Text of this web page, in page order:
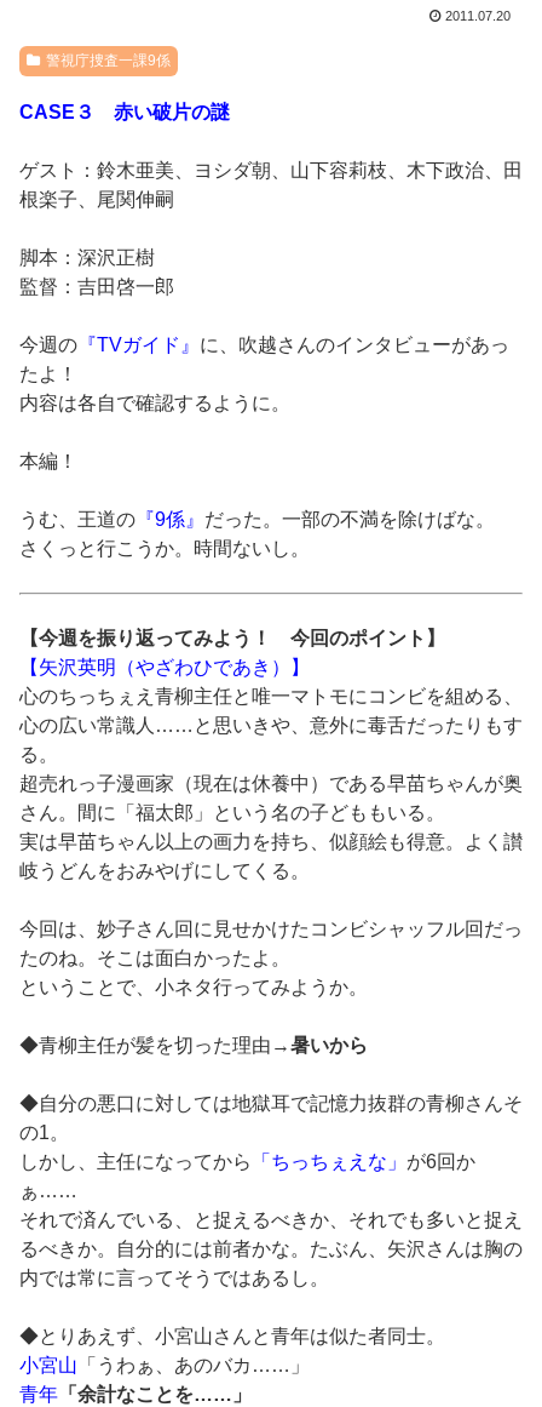
2011.07.20
警視庁捜査一課9係
CASE３ 赤い破片の謎
ゲスト：鈴木亜美、ヨシダ朝、山下容莉枝、木下政治、田
根楽子、尾関伸嗣
脚本：深沢正樹
監督：吉田啓一郎
今週の 『TVガイド』 に、吹越さんのインタビューがあっ
たよ！
内容は各自で確認するように。
本編！
うむ、王道の 『9係』 だった。一部の不満を除けばな。
さくっと行こうか。時間ないし。
【今週を振り返ってみよう！ 今回のポイント】
【矢沢英明（やざわひであき）】
心のちっちぇえ青柳主任と唯一マトモにコンビを組める、
心の広い常識人……と思いきや、意外に毒舌だったりもす
る。
超売れっ子漫画家（現在は休養中）である早苗ちゃんが奥
さん。間に「福太郎」という名の子どももいる。
実は早苗ちゃん以上の画力を持ち、似顔絵も得意。よく讃
岐うどんをおみやげにしてくる。
今回は、妙子さん回に見せかけたコンビシャッフル回だっ
たのね。そこは面白かったよ。
ということで、小ネタ行ってみようか。
◆青柳主任が髪を切った理由→暑いから
◆自分の悪口に対しては地獄耳で記憶力抜群の青柳さんそ
の1。
しかし、主任になってから
「ちっちぇえな」 が6回か
ぁ……
それで済んでいる、と捉えるべきか、それでも多いと捉え
るべきか。自分的には前者かな。たぶん、矢沢さんは胸の
内では常に言ってそうではあるし。
◆とりあえず、小宮山さんと青年は似た者同士。
小宮山 「うわぁ、あのバカ……」
青年 「余計なことを……」